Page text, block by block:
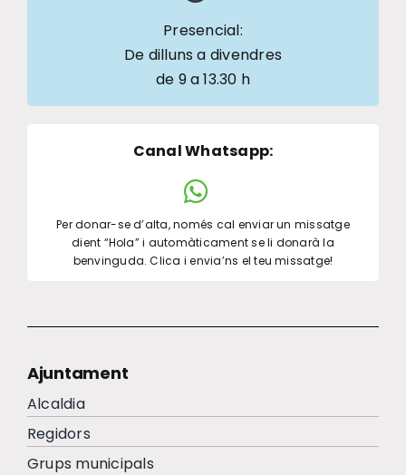
Presencial:
De dilluns a divendres
de 9 a 13.30 h
Canal Whatsapp:
Per donar-se d’alta, només cal enviar un missatge
dient “Hola” i automàticament se li donarà la
benvinguda. Clica i envia’ns el teu missatge!
Ajuntament
Alcaldia
Regidors
Grups municipals